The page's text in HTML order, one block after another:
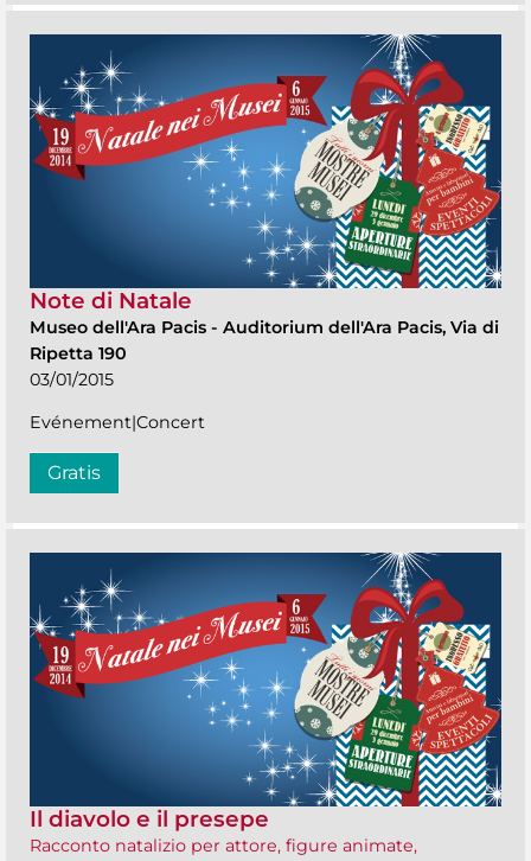
Note di Natale
Museo dell'Ara Pacis - Auditorium dell'Ara Pacis, Via di
Ripetta 190
03/01/2015
Evénement|Concert
Gratis
Il diavolo e il presepe
Racconto natalizio per attore, figure animate,